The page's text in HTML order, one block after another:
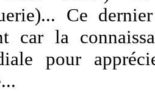
Ce
car la
pour